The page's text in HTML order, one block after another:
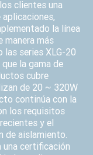
clientes una
la línea
manera más
las series XLG-20
la gama de
cubre
de 20 ~ 320W
continúa con la
los requisitos
y el
de aislamiento.
una certificación